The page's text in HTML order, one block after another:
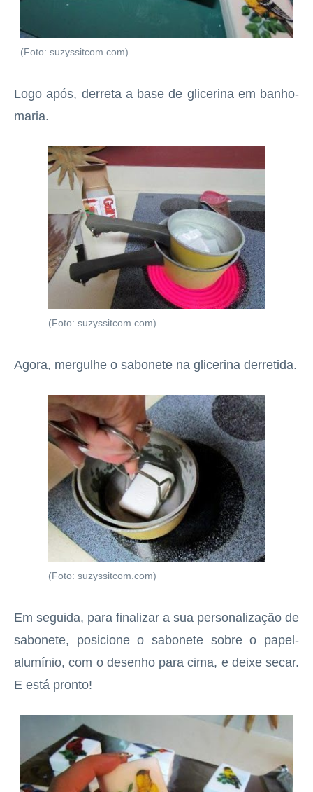
(Foto: suzyssitcom.com)
Logo após, derreta a base de glicerina em banho-
maria.
(Foto: suzyssitcom.com)
Agora, mergulhe o sabonete na glicerina derretida.
(Foto: suzyssitcom.com)
Em seguida, para finalizar a sua personalização de
sabonete, posicione o sabonete sobre o papel-
alumínio, com o desenho para cima, e deixe secar.
E está pronto!